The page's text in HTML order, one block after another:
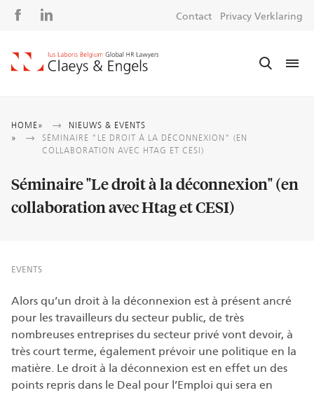
Social
Contact Privacy Verklaring
Kruimelpad
HOME
NIEUWS & EVENTS
SÉMINAIRE "LE DROIT À LA DÉCONNEXION" (EN
COLLABORATION AVEC HTAG ET CESI)
Séminaire "Le droit à la déconnexion" (en
collaboration avec Htag et CESI)
EVENTS
Alors qu’un droit à la déconnexion est à présent ancré
pour les travailleurs du secteur public, de très
nombreuses entreprises du secteur privé vont devoir, à
très court terme, également prévoir une politique en la
matière. Le droit à la déconnexion est en effet un des
points repris dans le Deal pour l’Emploi qui sera en